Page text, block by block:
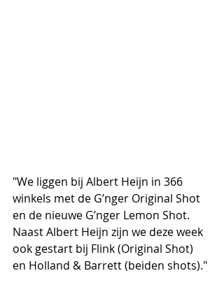
"We liggen bij Albert Heijn in 366
winkels met de G’nger Original Shot
en de nieuwe G’nger Lemon Shot.
Naast Albert Heijn zijn we deze week
ook gestart bij Flink (Original Shot)
en Holland & Barrett (beiden shots)."